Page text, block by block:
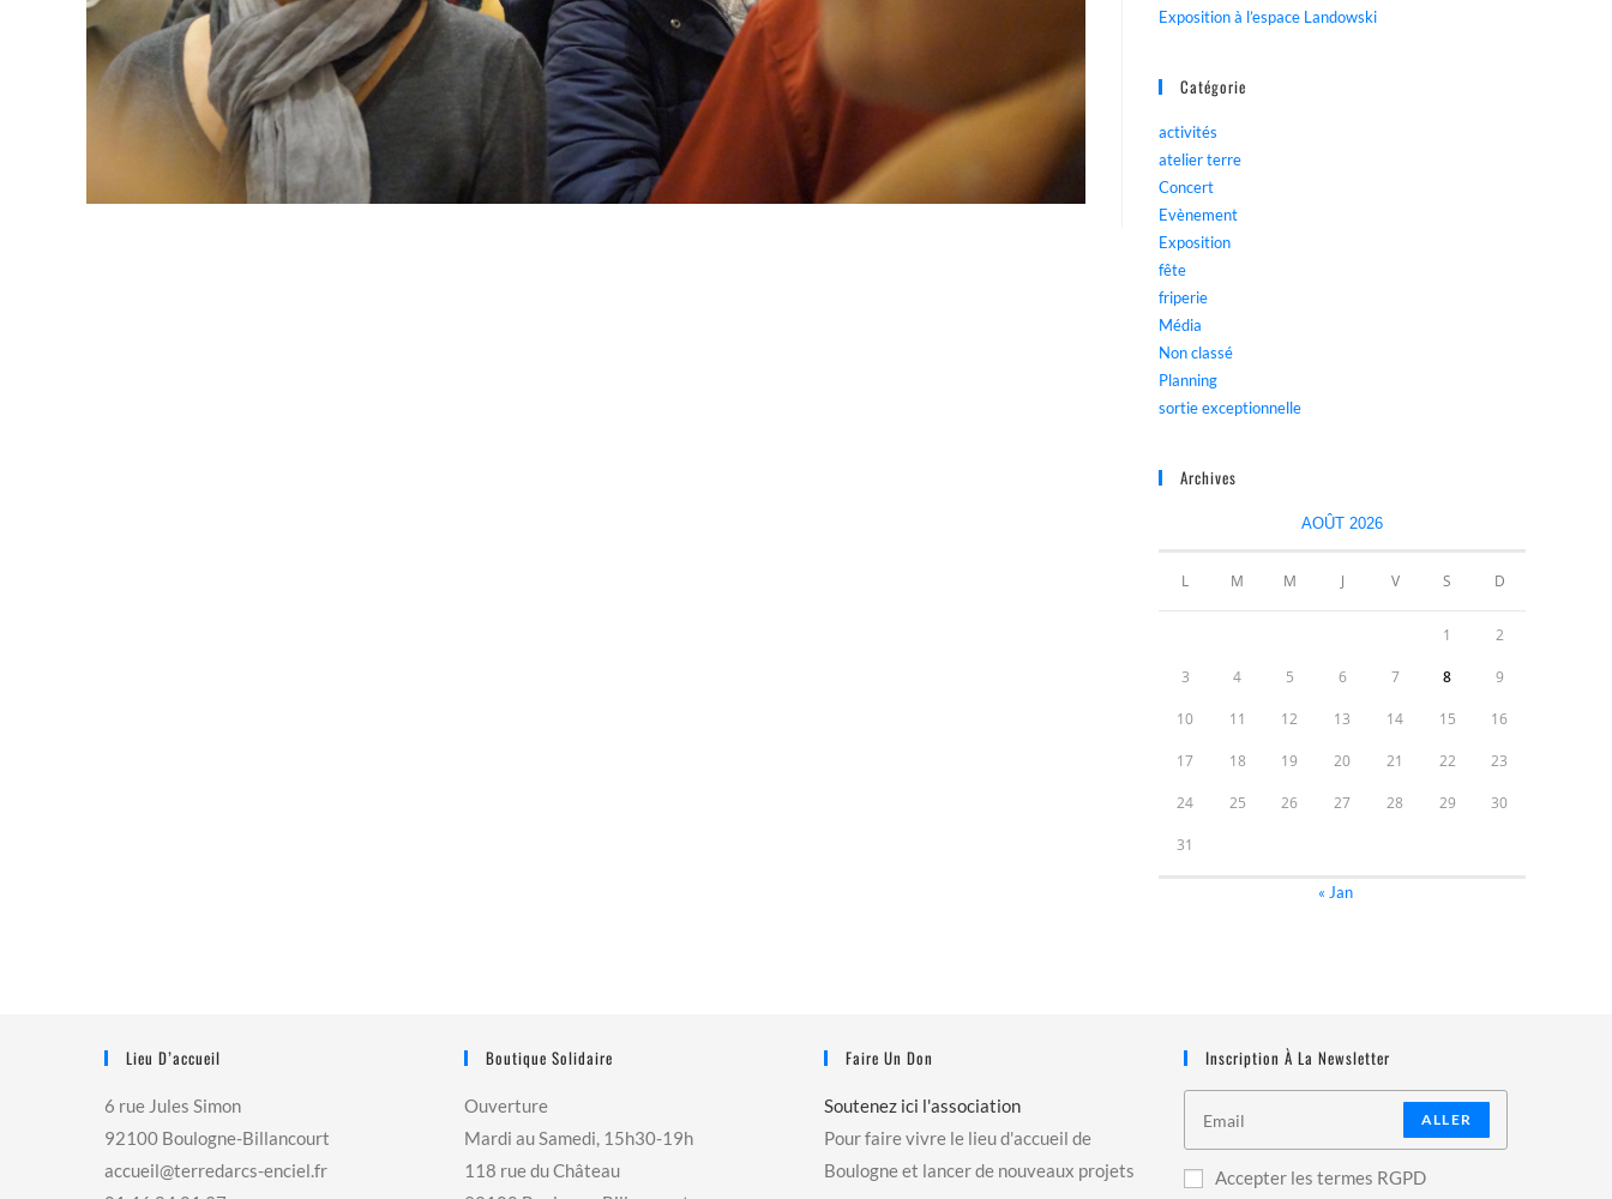
Exposition à l’espace Landowski
Catégorie
activités
atelier terre
Concert
Evènement
Exposition
fête
friperie
Média
Non classé
Planning
sortie exceptionnelle
Archives
AOÛT 2026
L M M J V S D
1 2
3 4 5 6 7 8 9
10 11 12 13 14 15 16
17 18 19 20 21 22 23
24 25 26 27 28 29 30
31
« Jan
Lieu D’accueil
6 rue Jules Simon
92100 Boulogne-Billancourt
accueil@terredarcs-enciel.fr
Boutique Solidaire
Ouverture
Mardi au Samedi, 15h30-19h
118 rue du Château
Faire Un Don
Soutenez ici l'association
Pour faire vivre le lieu d'accueil de
Boulogne et lancer de nouveaux projets
Inscription À La Newsletter
ALLER
Accepter les termes RGPD